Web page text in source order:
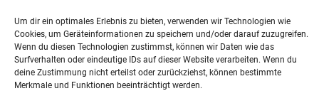
Um dir ein optimales Erlebnis zu bieten, verwenden wir Technologien wie
Cookies, um Geräteinformationen zu speichern und/oder darauf zuzugreifen.
Wenn du diesen Technologien zustimmst, können wir Daten wie das
Surfverhalten oder eindeutige IDs auf dieser Website verarbeiten. Wenn du
deine Zustimmung nicht erteilst oder zurückziehst, können bestimmte
Merkmale und Funktionen beeinträchtigt werden.